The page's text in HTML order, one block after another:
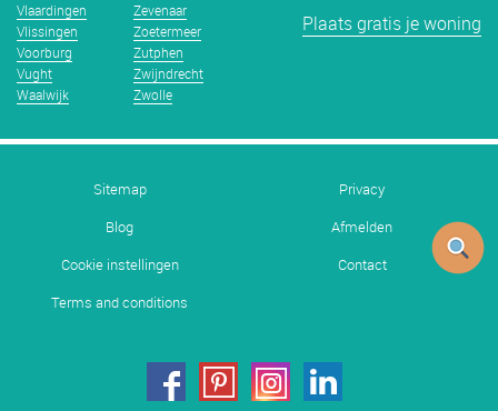
Vlaardingen
Vlissingen
Voorburg
Vught
Waalwijk
Zevenaar
Zoetermeer
Zutphen
Zwijndrecht
Zwolle
Plaats gratis je woning
Sitemap
Privacy
Blog
Afmelden
Cookie instellingen
Contact
Terms and conditions